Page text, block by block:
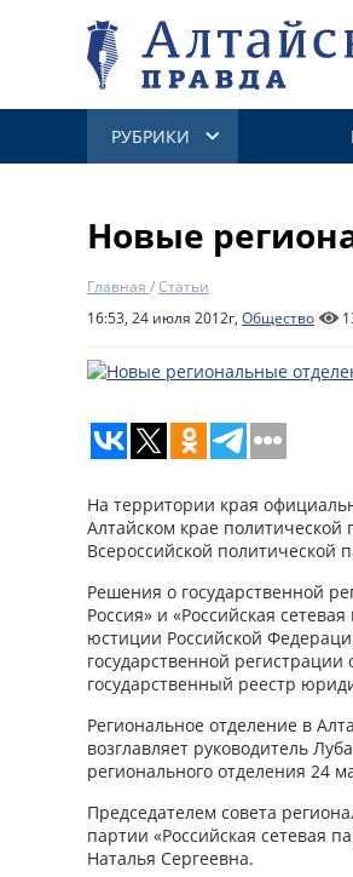
РУБРИКИ
Новые
Главная /Статьи
16:53, 24 июля 2012г, Общество
На территории края
Алтайском крае
Всероссийской политической
Решения о государственной
Россия» и «Российская
юстиции Российской
государственной
государственный реестр
Региональное отделение в
возглавляет руководитель
регионального отделения 24
Председателем совета
партии «Российская сетевая
Наталья Сергеевна.